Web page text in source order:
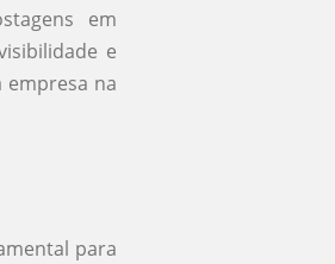
em
e
na
para